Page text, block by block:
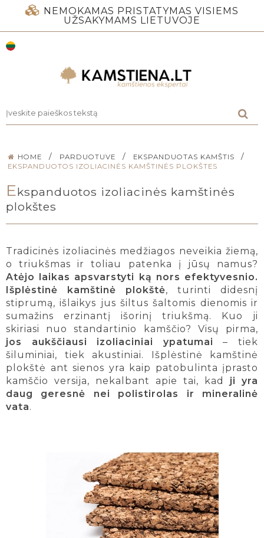
NEMOKAMAS PRISTATYMAS VISIEMS
UŽSAKYMAMS LIETUVOJE
HOME / PARDUOTUVE / EKSPANDUOTAS KAMŠTIS /
EKSPANDUOTOS IZOLIACINĖS KAMŠTINĖS PLOKŠTES
Ekspanduotos izoliacinės kamštinės
plokštes
Tradicinės izoliacinės medžiagos neveikia žiemą,
o triukšmas ir toliau patenka į jūsų namus?
Atėjo laikas apsvarstyti ką nors efektyvesnio.
Išplėstinė kamštinė plokštė, turinti didesnį
stiprumą, išlaikys jus šiltus šaltomis dienomis ir
sumažins erzinantį išorinį triukšmą. Kuo ji
skiriasi nuo standartinio kamščio? Visų pirma,
jos aukščiausi izoliaciniai ypatumai – tiek
šiluminiai, tiek akustiniai. Išplėstinė kamštinė
plokštė ant sienos yra kaip patobulinta įprasto
kamščio versija, nekalbant apie tai, kad ji yra
daug geresnė nei polistirolas ir mineralinė
vata.